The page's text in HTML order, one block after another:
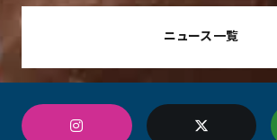
ニュース一覧